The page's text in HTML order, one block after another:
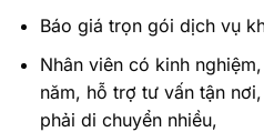
Báo giá trọn gói dịch vụ
Nhân viên có kinh
năm, hỗ trợ tư vấn tận
phải di chuyển nhiều,